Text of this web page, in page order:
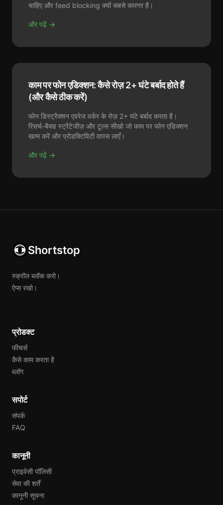
चाहिए और feed blocking क्यों सबसे कारगर है।
और पढ़ें →
काम पर फोन एडिक्शन: कैसे रोज़ 2+ घंटे बर्बाद होते हैं
(और कैसे ठीक करें)
फोन डिस्ट्रैक्शन एवरेज वर्कर के रोज़ 2+ घंटे बर्बाद करता है।
रिसर्च-बैक्ड स्ट्रैटेजीज़ और टूल्स सीखो जो काम पर फोन एडिक्शन
खत्म करें और प्रोडक्टिविटी वापस लाएँ।
और पढ़ें →
Shortstop
स्क्रॉल ब्लॉक करो।
ऐप्स रखो।
प्रोडक्ट
फीचर्स
कैसे काम करता है
ब्लॉग
सपोर्ट
संपर्क
FAQ
कानूनी
प्राइवेसी पॉलिसी
सेवा की शर्तें
कानूनी सूचना